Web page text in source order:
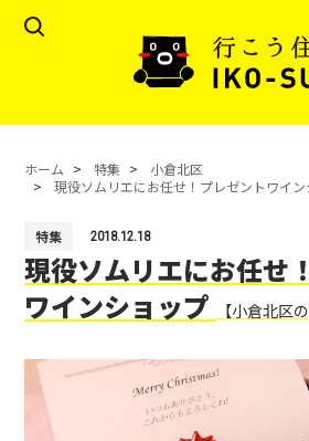
ホーム 特集
小倉北区
現役ソムリエにお任せ！プレゼントワイ
特集 2018.12.18
現役ソムリエにお任せ
ワインショップ
【小倉北区